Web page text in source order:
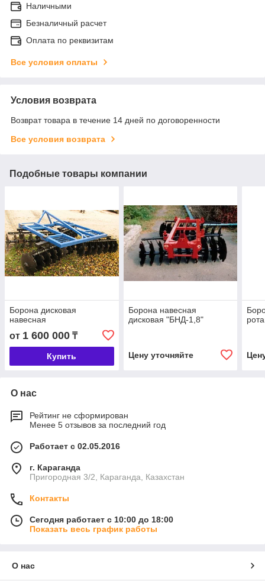
Наличными
Безналичный расчет
Оплата по реквизитам
Все условия оплаты
Условия возврата
Возврат товара в течение 14 дней по договоренности
Все условия возврата
Подобные товары компании
Борона дисковая
навесная
от 1 600 000 ₸
Купить
Борона навесная
дисковая "БНД-1,8"
Цену уточняйте
О нас
Рейтинг не сформирован
Менее 5 отзывов за последний год
Работает с 02.05.2016
г. Караганда
Пригородная 3/2, Караганда, Казахстан
Контакты
Сегодня работает с 10:00 до 18:00
Показать весь график работы
О нас